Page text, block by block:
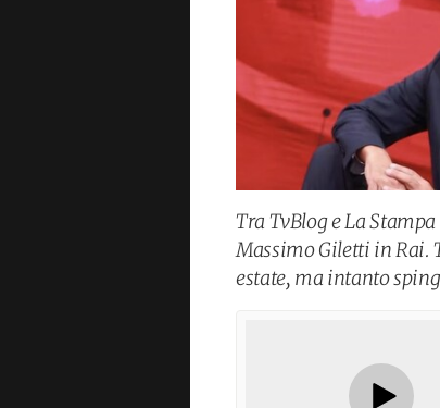
Tra TvBlog e La
Massimo Giletti in Rai.
estate, ma intanto